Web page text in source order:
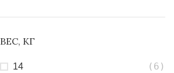
ВЕС, КГ
14 (6)